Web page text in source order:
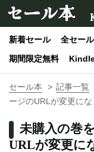
セール本
新着セール 全セール
期間限定無料
セール本 記事一覧
ージのURLが変更にな
未購入の巻
URLが変更に